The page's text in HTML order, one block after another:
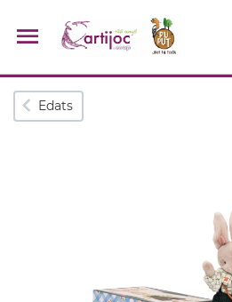
Cerques populars
Edats